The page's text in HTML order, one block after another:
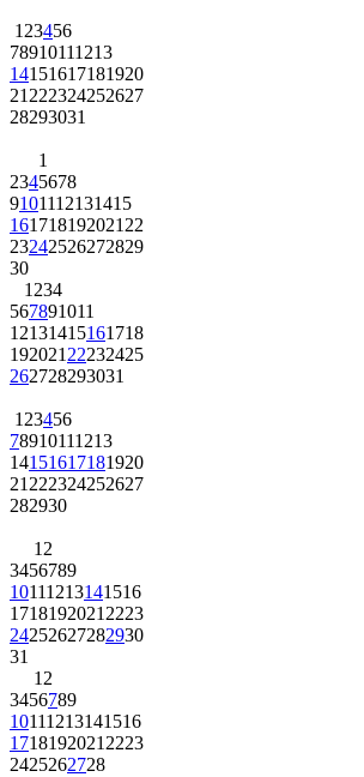
1 23456
78910111213
14151617181920
21 222324252627
28293031
1
2345678
9101112131415
161718192021 22
23242526272829
30
1 234
567891011
12131415161718
192021 22232425
262728293031
1 23456
78910111213
14151617181920
21 222324252627
282930
1 2
3456789
10111213141516
1718192021 2223
24252627282930
31
1 2
3456789
10111213141516
1718192021 2223
2425262728